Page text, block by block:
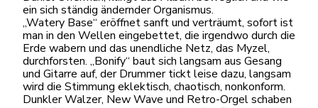
ein sich ständig ändernder Organismus.
„Watery Base“ eröffnet sanft und verträumt, sofort ist
man in den Wellen eingebettet, die irgendwo durch die
Erde wabern und das unendliche Netz, das Myzel,
durchforsten. „Bonify“ baut sich langsam aus Gesang
und Gitarre auf, der Drummer tickt leise dazu, langsam
wird die Stimmung eklektisch, chaotisch, nonkonform.
Dunkler Walzer, New Wave und Retro-Orgel schaben